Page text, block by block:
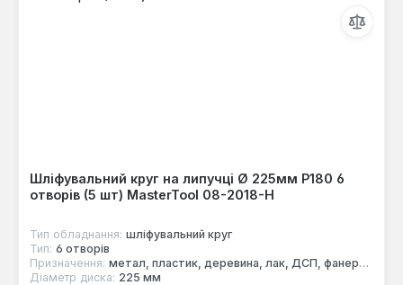
Шліфувальний круг на липучці Ø 225мм P180 6
отворів (5 шт) MasterTool 08-2018-H
Тип обладнання: шліфувальний круг
Тип: 6 отворів
Призначення: метал, пластик, деревина, лак, ДСП, фанера, фарба
Діаметр диска: 225 мм